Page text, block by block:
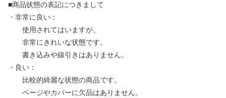
■商品状態の表記につきまして
・非常に良い：
使用されてはいますが、
非常にきれいな状態です。
書き込みや線引きはありません。
・良い：
比較的綺麗な状態の商品です。
ページやカバーに欠品はありません。